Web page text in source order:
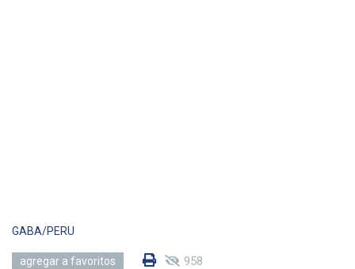
GABA/PERU
agregar a favoritos 958